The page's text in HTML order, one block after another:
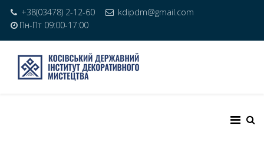
+38(03478) 2-12-60
kdipdm@gmail.com
Пн-Пт 09:00-17:00